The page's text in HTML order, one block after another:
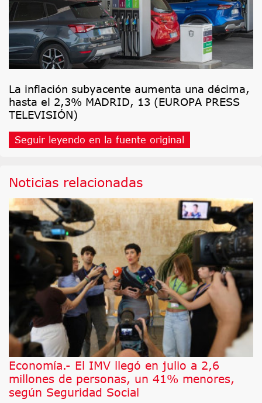
La inflación subyacente aumenta una décima,
hasta el 2,3% MADRID, 13 (EUROPA PRESS
TELEVISIÓN)
Seguir leyendo en la fuente original
Noticias relacionadas
Economía.- El IMV llegó en julio a 2,6
millones de personas, un 41% menores,
según Seguridad Social